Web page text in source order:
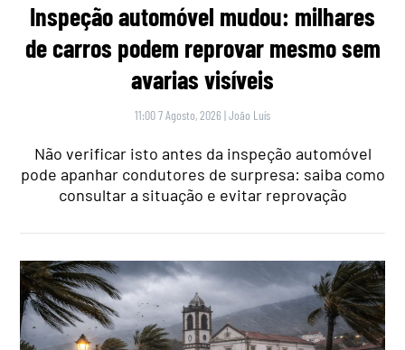
Inspeção automóvel mudou: milhares
de carros podem reprovar mesmo sem
avarias visíveis
11:00 7 Agosto, 2026 |João Luís
Não verificar isto antes da inspeção automóvel
pode apanhar condutores de surpresa: saiba como
consultar a situação e evitar reprovação